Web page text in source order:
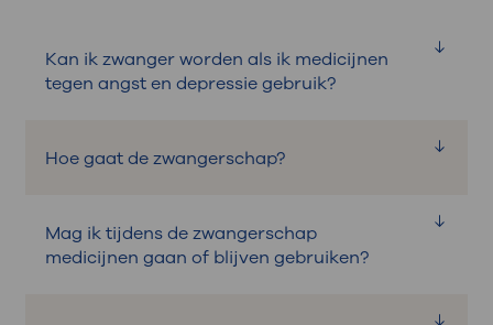
Kan ik zwanger worden als ik medicijnen
tegen angst en depressie gebruik?
uw vruchtbaarheid. Er is ook geen hogere
Hoe gaat de zwangerschap?
andere zwangere vrouwen. De
verloskundige kan u meestal helpen.
Mag ik tijdens de zwangerschap
medicijnen gaan of blijven gebruiken?